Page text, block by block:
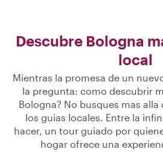
Descubre Bologna
local
Mientras la promesa de un
la pregunta: como descubrir
Bologna? No busques mas alla
los guias locales. Entre la
hacer, un tour guiado por
hogar ofrece una